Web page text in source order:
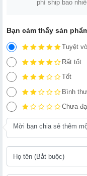
phí ship bao
Bạn cảm thấy sản
Tuyệt
Rất tốt
Tốt
Bình
Chưa